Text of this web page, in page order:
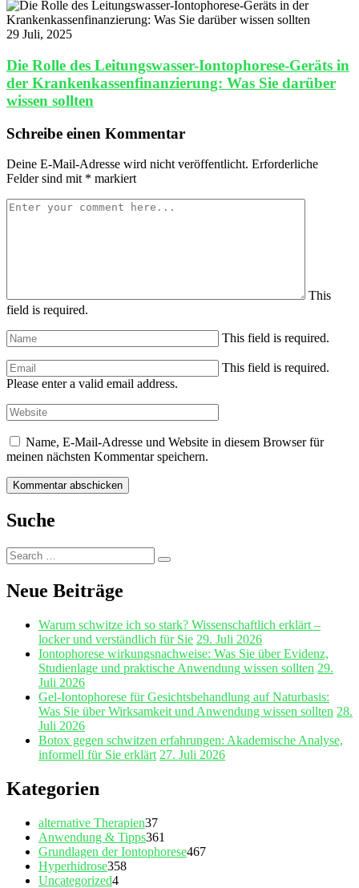
29 Juli, 2025
Die Rolle des Leitungswasser-Iontophorese-Geräts in
der Krankenkassenfinanzierung: Was Sie darüber
wissen sollten
Schreibe einen Kommentar
Deine E-Mail-Adresse wird nicht veröffentlicht. Erforderliche
Felder sind mit * markiert
This
field is required.
This field is required.
This field is required.
Please enter a valid email address.
Name, E-Mail-Adresse und Website in diesem Browser für
meinen nächsten Kommentar speichern.
Suche
Search
for:
Search
Neue Beiträge
Warum schwitze ich so stark? Wissenschaftlich erklärt –
locker und verständlich für Sie 29. Juli 2026
Iontophorese wirkungsnachweise: Was Sie über Evidenz,
Studienlage und praktische Anwendung wissen sollten 29.
Juli 2026
Gel‑Iontophorese für Gesichtsbehandlung auf Naturbasis:
Was Sie über Wirksamkeit und Anwendung wissen sollten 28.
Juli 2026
Botox gegen schwitzen erfahrungen: Akademische Analyse,
informell für Sie erklärt 27. Juli 2026
Kategorien
alternative Therapien37
Anwendung & Tipps361
Grundlagen der Iontophorese467
Hyperhidrose358
Uncategorized4